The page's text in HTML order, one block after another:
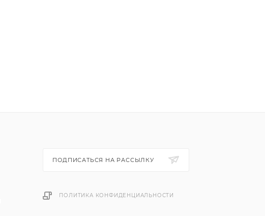
ПОДПИСАТЬСЯ НА РАССЫЛКУ
ПОЛИТИКА КОНФИДЕНЦИАЛЬНОСТИ